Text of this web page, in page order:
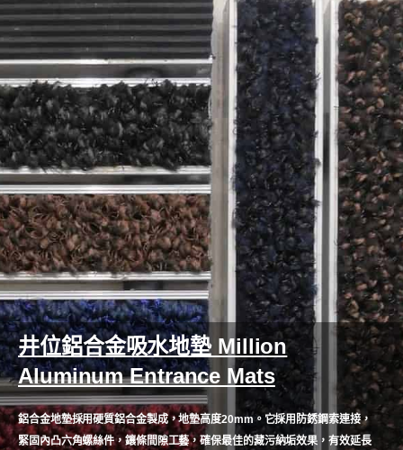
井位鋁合金吸水地墊 Million
Aluminum Entrance Mats
鋁合金地墊採用硬質鋁合金製成，地墊高度20mm。它採用防銹鋼索連接，
緊固內凸六角螺絲件，鑲條間隙工藝，確保最佳的藏污納垢效果，有效延長